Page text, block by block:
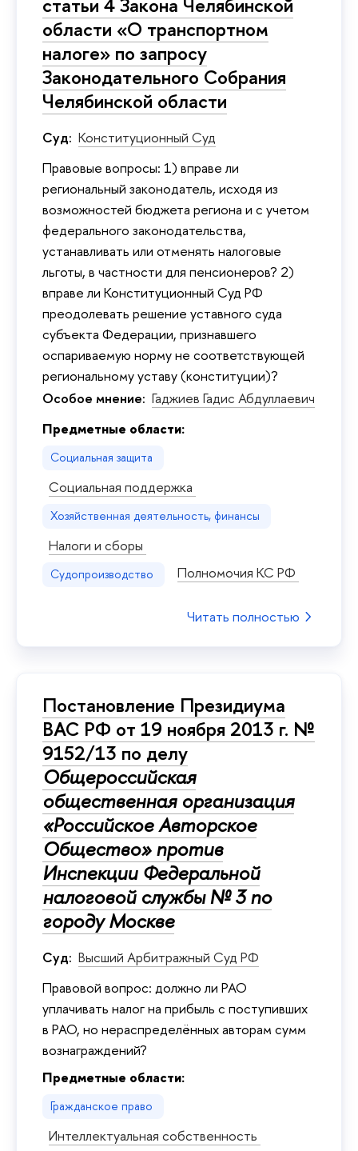
области «О транспортном
налоге» по запросу
Законодательного Собрания
Челябинской области
Суд: Конституционный Суд
Правовые вопросы: 1) вправе ли
региональный законодатель, исходя из
возможностей бюджета региона и с учетом
федерального законодательства,
устанавливать или отменять налоговые
льготы, в частности для пенсионеров? 2)
вправе ли Конституционный Суд РФ
преодолевать решение уставного суда
субъекта Федерации, признавшего
оспариваемую норму не соответствующей
региональному уставу (конституции)?
Особое мнение: Гаджиев Гадис Абдуллаевич
Предметные области:
Социальная защита
Социальная поддержка
Хозяйственная деятельность, финансы
Налоги и сборы
Судопроизводство Полномочия КС РФ
Читать полностью
Постановление Президиума
ВАС РФ от 19 ноября 2013 г. №
9152/13 по делу
Общероссийская
общественная организация
«Российское Авторское
Общество» против
Инспекции Федеральной
налоговой службы № 3 по
городу Москве
Суд: Высший Арбитражный Суд РФ
Правовой вопрос: должно ли РАО
уплачивать налог на прибыль с поступивших
в РАО, но нераспределённых авторам сумм
вознаграждений?
Предметные области:
Гражданское право
Интеллектуальная собственность